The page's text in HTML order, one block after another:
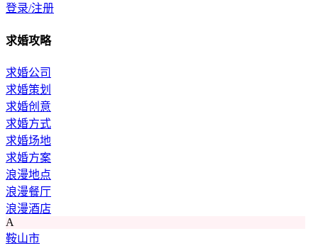
登录/注册
求婚攻略
求婚公司
求婚策划
求婚创意
求婚方式
求婚场地
求婚方案
浪漫地点
浪漫餐厅
浪漫酒店
A
鞍山市